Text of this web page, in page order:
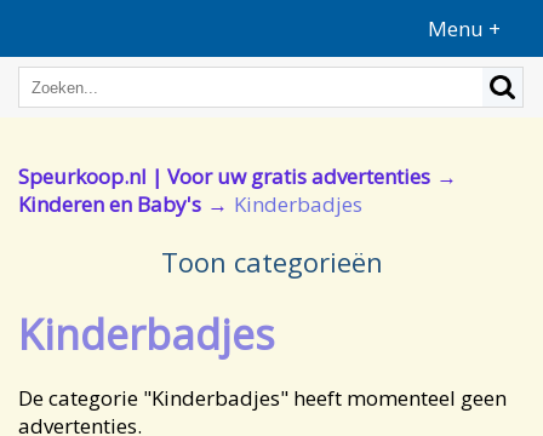
Menu +
Speurkoop.nl | Voor uw gratis advertenties
Kinderen en Baby's
Kinderbadjes
Toon categorieën
Kinderbadjes
De categorie "Kinderbadjes" heeft momenteel geen
advertenties.